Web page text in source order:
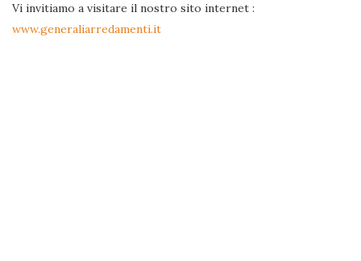
Vi invitiamo a visitare il nostro sito internet :
www.generaliarredamenti.it